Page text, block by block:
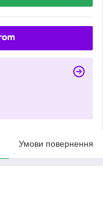
Умови повернення